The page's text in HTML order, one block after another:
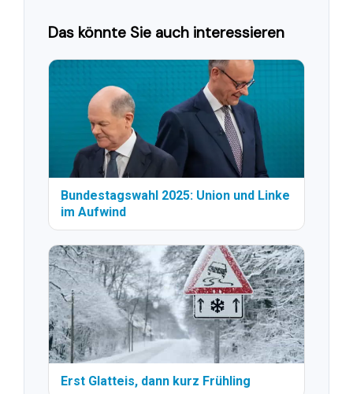
Das könnte Sie auch interessieren
Bundestagswahl 2025: Union und Linke
im Aufwind
Erst Glatteis, dann kurz Frühling